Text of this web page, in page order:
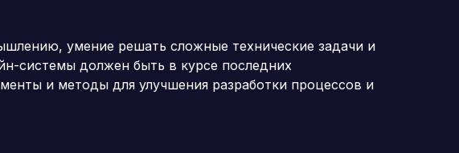
умение решать сложные технические задачи и
системы должен быть в курсе последних
и методы для улучшения разработки процессов и